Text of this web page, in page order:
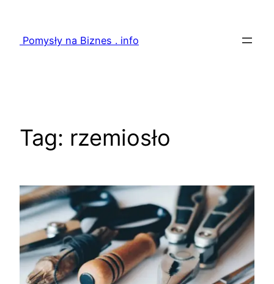
treściPomysły na Biznes . info
Tag: rzemiosło